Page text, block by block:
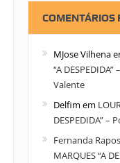
COMENTÁRIOS
MJose Vilhena
“A
Valente
Delfim em
DESPEDIDA” –
Fernanda
MARQUES “A